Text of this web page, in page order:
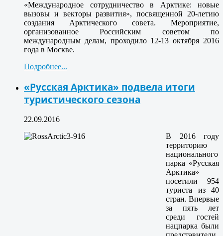
«Международное сотрудничество в Арктике: новые
вызовы и векторы развития», посвященной 20-летию
создания Арктического совета. Мероприятие,
организованное Российским советом по
международным делам, проходило 12-13 октября 2016
года в Москве.
Подробнее...
«Русская Арктика» подвела итоги
туристического сезона
22.09.2016
В 2016 году
территорию
национального
парка «Русская
Арктика»
посетили 954
туриста из 40
стран. Впервые
за пять лет
среди гостей
нацпарка были